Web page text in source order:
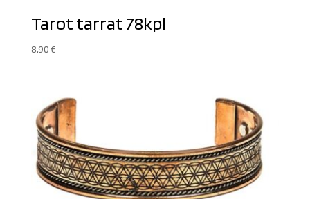
Tarot tarrat 78kpl
8,90€